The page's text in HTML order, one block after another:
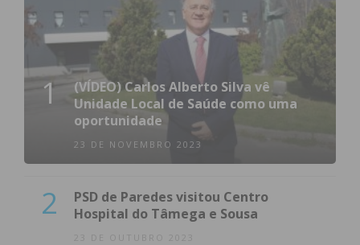
1
(VÍDEO) Carlos Alberto Silva vê
Unidade Local de Saúde como uma
oportunidade
23 DE NOVEMBRO 2023
2
PSD de Paredes visitou Centro
Hospital do Tâmega e Sousa
23 DE OUTUBRO 2023